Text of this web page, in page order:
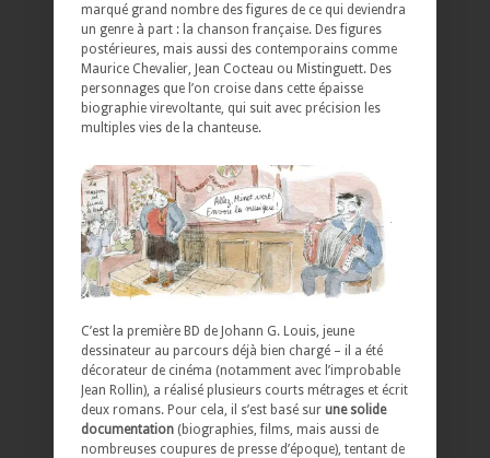
marqué grand nombre des figures de ce qui deviendra
un genre à part : la chanson française. Des figures
postérieures, mais aussi des contemporains comme
Maurice Chevalier, Jean Cocteau ou Mistinguett. Des
personnages que l’on croise dans cette épaisse
biographie virevoltante, qui suit avec précision les
multiples vies de la chanteuse.
C’est la première BD de Johann G. Louis, jeune
dessinateur au parcours déjà bien chargé – il a été
décorateur de cinéma (notamment avec l’improbable
Jean Rollin), a réalisé plusieurs courts métrages et écrit
deux romans. Pour cela, il s’est basé sur une solide
documentation (biographies, films, mais aussi de
nombreuses coupures de presse d’époque), tentant de